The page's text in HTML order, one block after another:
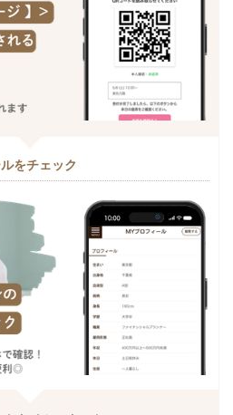
をチェック